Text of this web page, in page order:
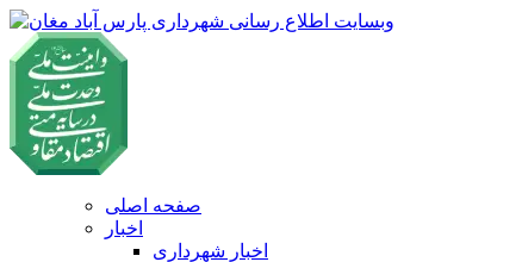
صفحه اصلی
اخبار
اخبار شهرداری